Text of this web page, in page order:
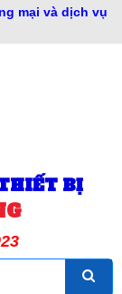
mại và dịch vụ
BỊ